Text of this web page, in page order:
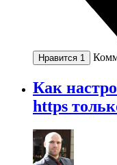
Нравится 1
Как
https